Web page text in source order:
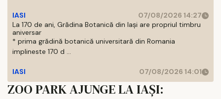
IASI
07/08/2026 14:27
La 170 de ani, Grădina Botanică din Iași are propriul timbru
aniversar
* prima grădină botanică universitară din Romania
implineste 170 d ...
IASI 07/08/2026 14:01
ZOO PARK AJUNGE LA IAȘI: